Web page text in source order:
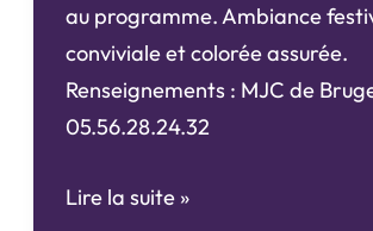
au programme. Ambiance
conviviale et colorée assurée.
Renseignements : MJC de
05.56.28.24.32
Soirée
Lire la suite »